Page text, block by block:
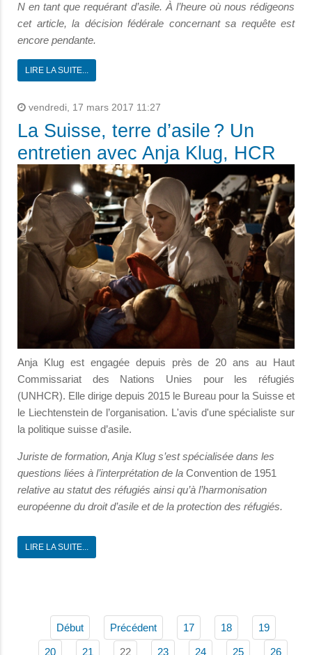
N en tant que requérant d’asile. À l’heure où nous rédigeons
cet article, la décision fédérale concernant sa requête est
encore pendante.
LIRE LA SUITE...
vendredi, 17 mars 2017 11:27
La Suisse, terre d’asile ? Un
entretien avec Anja Klug, HCR
Anja Klug est engagée depuis près de 20 ans au Haut
Commissariat des Nations Unies pour les réfugiés
(UNHCR). Elle dirige depuis 2015 le Bureau pour la Suisse et
le Liechtenstein de l’organisation. L'avis d'une spécialiste sur
la politique suisse d’asile.
Juriste de formation, Anja Klug s’est spécialisée dans les
questions liées à l’interprétation de la Convention de 1951
relative au statut des réfugiés ainsi qu’à l’harmonisation
européenne du droit d’asile et de la protection des réfugiés.
LIRE LA SUITE...
Début Précédent 17 18 19
20 21 22 23 24 25 26